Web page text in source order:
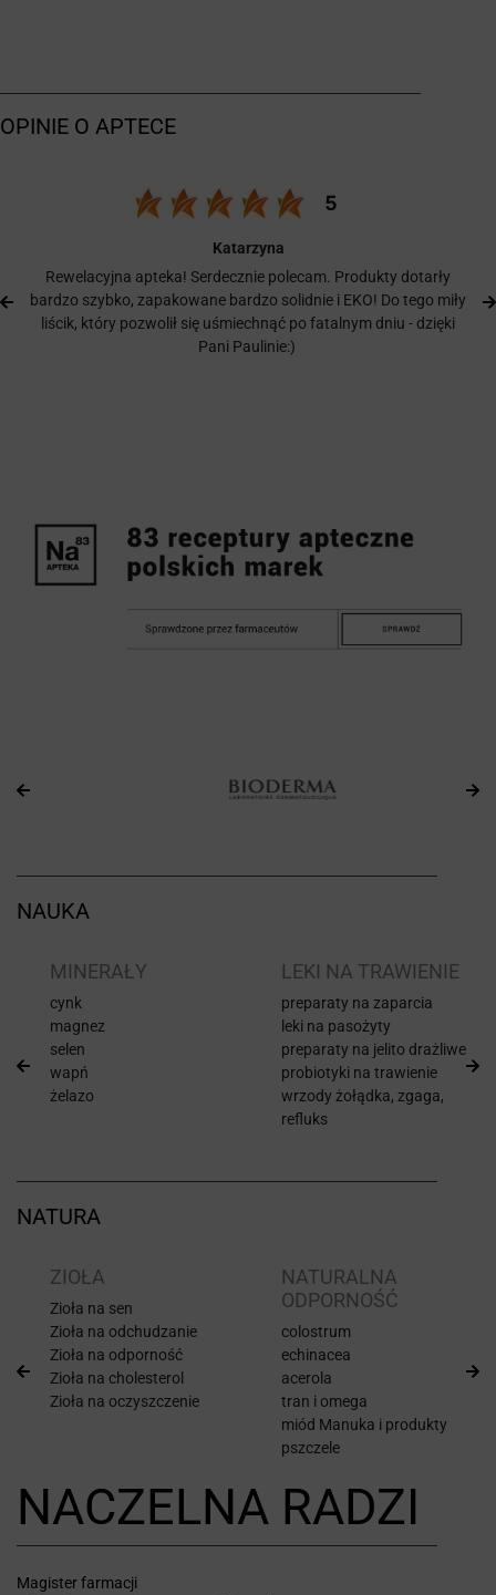
Katarzyna
Rewelacyjna apteka! Serdecznie polecam. Produkty dotarły
bardzo szybko, zapakowane bardzo solidnie i EKO! Do tego miły
liścik, który pozwolił się uśmiechnąć po fatalnym dniu - dzięki
Pani Paulinie:)
NAUKA
MINERAŁY
cynk
magnez
selen
wapń
żelazo
LEKI NA TRAWIENIE
preparaty na zaparcia
leki na pasożyty
preparaty na jelito drażliwe
probiotyki na trawienie
wrzody żołądka, zgaga,
refluks
NATURA
ZIOŁA
Zioła na sen
Zioła na odchudzanie
Zioła na odporność
Zioła na cholesterol
Zioła na oczyszczenie
NATURALNA
ODPORNOŚĆ
colostrum
echinacea
acerola
tran i omega
miód Manuka i produkty
pszczele
NACZELNA RADZI
Magister farmacji